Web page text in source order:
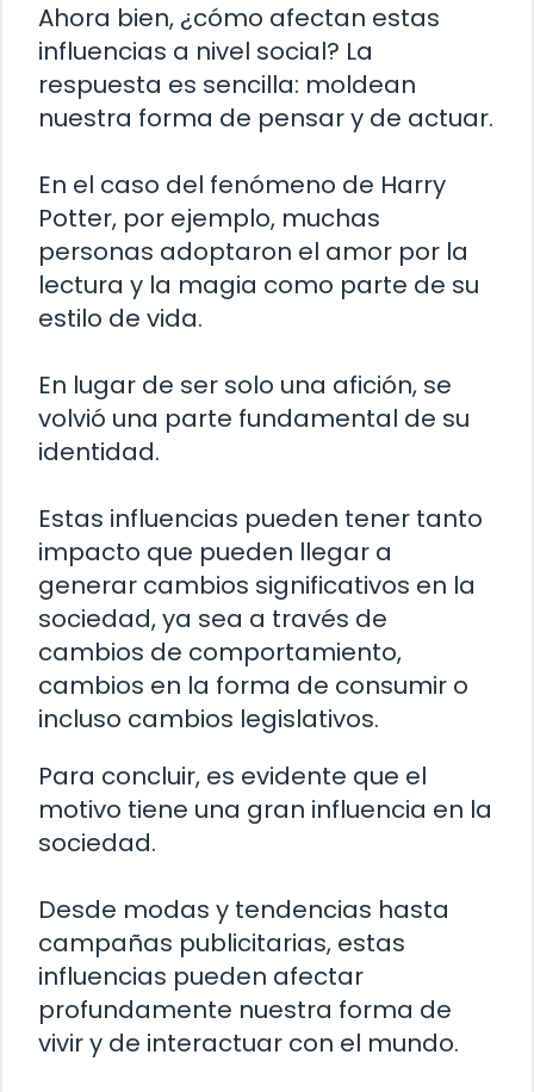
Ahora bien, ¿cómo afectan estas
influencias a nivel social? La
respuesta es sencilla: moldean
nuestra forma de pensar y de actuar.
En el caso del fenómeno de Harry
Potter, por ejemplo, muchas
personas adoptaron el amor por la
lectura y la magia como parte de su
estilo de vida.
En lugar de ser solo una afición, se
volvió una parte fundamental de su
identidad.
Estas influencias pueden tener tanto
impacto que pueden llegar a
generar cambios significativos en la
sociedad, ya sea a través de
cambios de comportamiento,
cambios en la forma de consumir o
incluso cambios legislativos.
Para concluir, es evidente que el
motivo tiene una gran influencia en la
sociedad.
Desde modas y tendencias hasta
campañas publicitarias, estas
influencias pueden afectar
profundamente nuestra forma de
vivir y de interactuar con el mundo.